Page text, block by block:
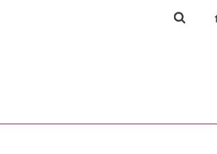
Jump directly to: content
Jump directly to: search
Jump directly to: main